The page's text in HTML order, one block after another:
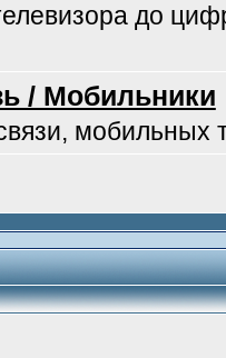
до
/ Мобильники
мобильных